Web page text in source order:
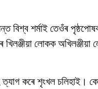
বিশ্ব শৰ্মাই তেওঁৰ
লোকক অখিলঞ্জীয়া
কৰে শৃংখল চলিহাই।